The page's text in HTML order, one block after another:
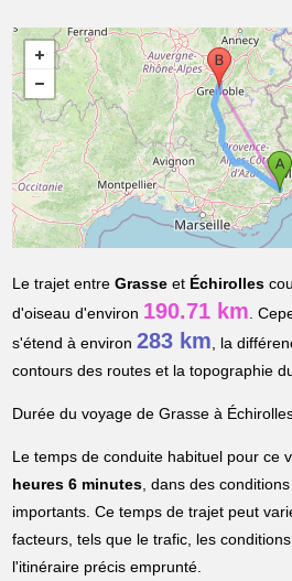
Le trajet entreGrasse et Échirolles
d'oiseau d'environ 190.71 km.
s'étend à environ283 km, la
contours des routes et la topographie
Durée du voyage de Grasse à
Le temps de conduite habituel pour ce
heures 6 minutes, dans des
importants. Ce temps de trajet peut
facteurs, tels que le trafic, les
l'itinéraire précis emprunté.